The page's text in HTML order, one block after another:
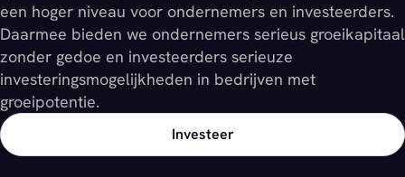
een hoger niveau voor ondernemers en investeerders.
Daarmee bieden we ondernemers serieus groeikapitaal
zonder gedoe en investeerders serieuze
investeringsmogelijkheden in bedrijven met
groeipotentie.
Investeer